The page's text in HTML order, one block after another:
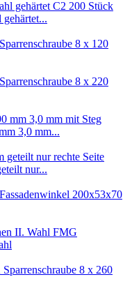
8 x 120
8 x 220
3,0 mm...
nur...
Fassadenwinkel 200x53x70
FMG
Sparrenschraube 8 x 260